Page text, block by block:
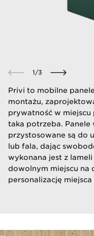
1/3
​Privi to mobilne
montażu,
prywatność w miejscu
taka potrzeba. Panele
przystosowane są do
lub fala, dając
wykonana jest z
dowolnym miejscu na
personalizację miejsca